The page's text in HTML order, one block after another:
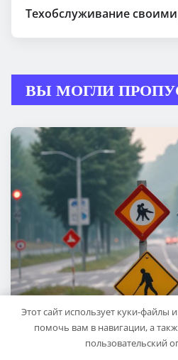
Техобслуживание
ВЫ МОГЛИ
Этот сайт использует куки-файлы
помочь вам в навигации, а
пользовательский